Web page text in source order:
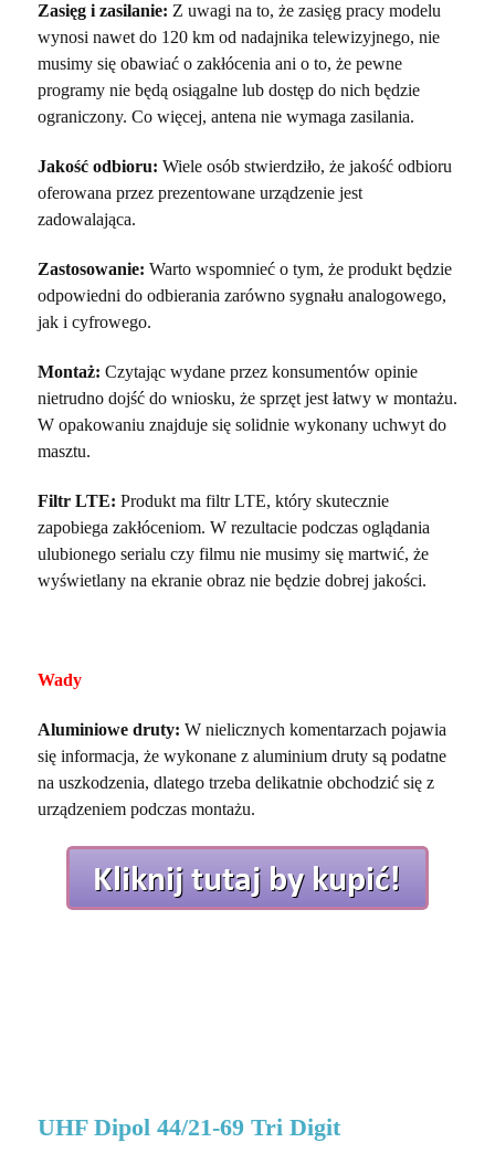
Zasięg i zasilanie: Z uwagi na to, że zasięg pracy modelu
wynosi nawet do 120 km od nadajnika telewizyjnego, nie
musimy się obawiać o zakłócenia ani o to, że pewne
programy nie będą osiągalne lub dostęp do nich będzie
ograniczony. Co więcej, antena nie wymaga zasilania.
Jakość odbioru: Wiele osób stwierdziło, że jakość odbioru
oferowana przez prezentowane urządzenie jest
zadowalająca.
Zastosowanie: Warto wspomnieć o tym, że produkt będzie
odpowiedni do odbierania zarówno sygnału analogowego,
jak i cyfrowego.
Montaż: Czytając wydane przez konsumentów opinie
nietrudno dojść do wniosku, że sprzęt jest łatwy w montażu.
W opakowaniu znajduje się solidnie wykonany uchwyt do
masztu.
Filtr LTE: Produkt ma filtr LTE, który skutecznie
zapobiega zakłóceniom. W rezultacie podczas oglądania
ulubionego serialu czy filmu nie musimy się martwić, że
wyświetlany na ekranie obraz nie będzie dobrej jakości.
Wady
Aluminiowe druty: W nielicznych komentarzach pojawia
się informacja, że wykonane z aluminium druty są podatne
na uszkodzenia, dlatego trzeba delikatnie obchodzić się z
urządzeniem podczas montażu.
UHF Dipol 44/21-69 Tri Digit